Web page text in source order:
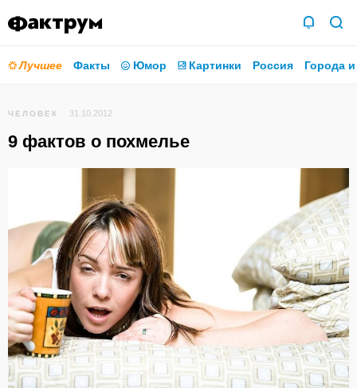
Лучшее Факты Юмор Картинки Россия Города
ЧЕЛОВЕК 31.10.2012
9 фактов о похмелье